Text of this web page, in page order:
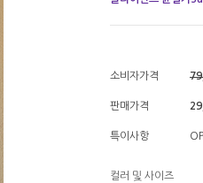
소비자가격
판매가격
특이사항
컬러 및 사이즈